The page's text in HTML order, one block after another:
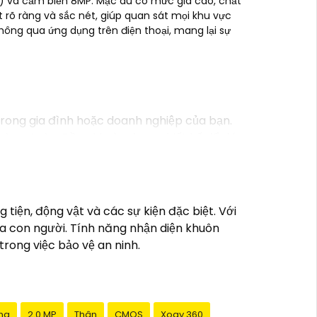
ràng và sắc nét, giúp quan sát mọi khu vực
qua ứng dụng trên điện thoại, mang lại sự
gia đình hoặc doanh nghiệp của bạn.
sản phẩm từ các thương hiệu uy tín
mình một cách hiệu quả và an toàn.
của bạn!
động vật và các sự kiện đặc biệt. Với
người. Tính năng nhận diện khuôn
việc bảo vệ an ninh.